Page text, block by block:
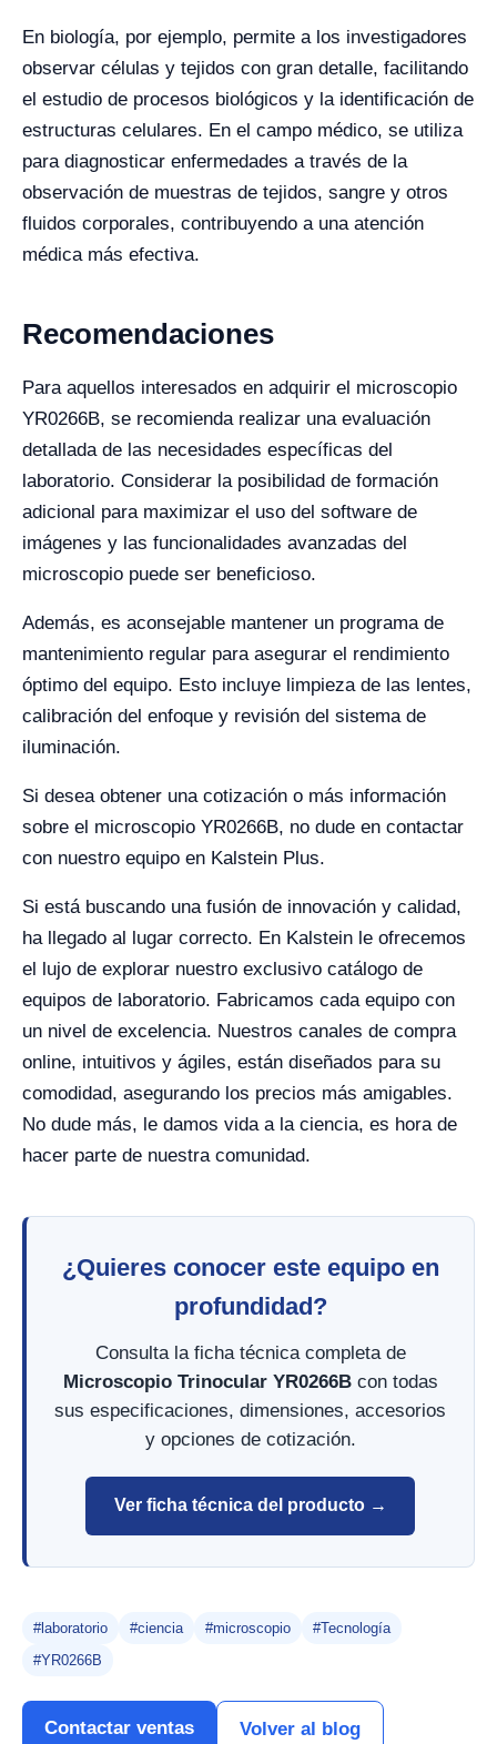
En biología, por ejemplo, permite a los investigadores
observar células y tejidos con gran detalle, facilitando
el estudio de procesos biológicos y la identificación de
estructuras celulares. En el campo médico, se utiliza
para diagnosticar enfermedades a través de la
observación de muestras de tejidos, sangre y otros
fluidos corporales, contribuyendo a una atención
médica más efectiva.
Recomendaciones
Para aquellos interesados en adquirir el microscopio
YR0266B, se recomienda realizar una evaluación
detallada de las necesidades específicas del
laboratorio. Considerar la posibilidad de formación
adicional para maximizar el uso del software de
imágenes y las funcionalidades avanzadas del
microscopio puede ser beneficioso.
Además, es aconsejable mantener un programa de
mantenimiento regular para asegurar el rendimiento
óptimo del equipo. Esto incluye limpieza de las lentes,
calibración del enfoque y revisión del sistema de
iluminación.
Si desea obtener una cotización o más información
sobre el microscopio YR0266B, no dude en contactar
con nuestro equipo en Kalstein Plus.
Si está buscando una fusión de innovación y calidad,
ha llegado al lugar correcto. En Kalstein le ofrecemos
el lujo de explorar nuestro exclusivo catálogo de
equipos de laboratorio. Fabricamos cada equipo con
un nivel de excelencia. Nuestros canales de compra
online, intuitivos y ágiles, están diseñados para su
comodidad, asegurando los precios más amigables.
No dude más, le damos vida a la ciencia, es hora de
hacer parte de nuestra comunidad.
¿Quieres conocer este equipo en
profundidad?
Consulta la ficha técnica completa de
Microscopio Trinocular YR0266Bcon todas
sus especificaciones, dimensiones, accesorios
y opciones de cotización.
Ver ficha técnica del producto →
#laboratorio #ciencia #microscopio
#Tecnología
#YR0266B
Contactar ventas Volver al blog